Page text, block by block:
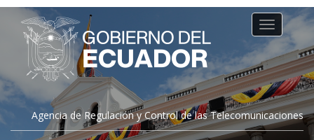
Agencia de Regulación y Control de las Telecomunicaciones
Toggle
navigation